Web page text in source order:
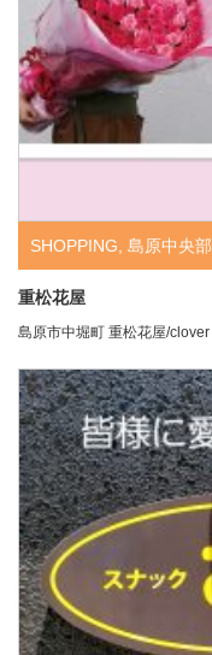
SHOPPING 島原中央部
重松花屋
島原市中堀町 重松花屋/clover